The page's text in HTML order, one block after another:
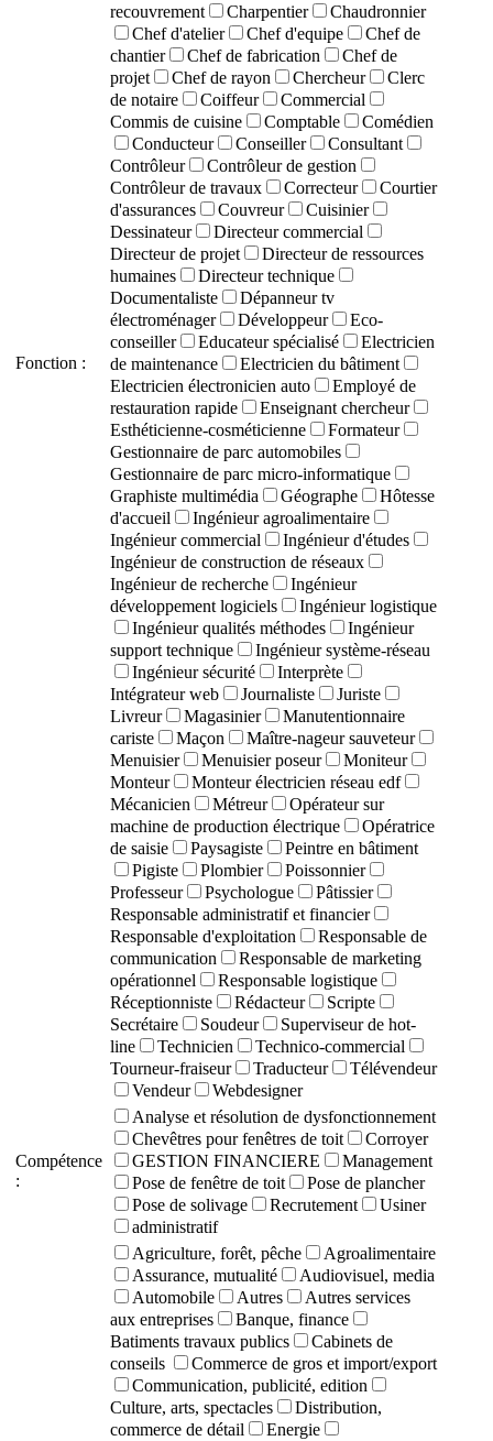
Fonction :
recouvrement
Charpentier
Chaudronnier
Chef d'atelier
Chef d'equipe
Chef de
chantier
Chef de fabrication
Chef de
projet
Chef de rayon Chercheur
Clerc
de notaire
Coiffeur
Commercial
Commis de cuisine
Comptable
Comédien
Conducteur
Conseiller
Consultant
Contrôleur
Contrôleur de gestion
Contrôleur de travaux
Correcteur
Courtier
d'assurances
Couvreur
Cuisinier
Dessinateur
Directeur commercial
Directeur de projet
Directeur de ressources
humaines
Directeur technique
Documentaliste
Dépanneur tv
électroménager
Développeur
Eco-
conseiller
Educateur spécialisé
Electricien
de maintenance
Electricien du bâtiment
Electricien électronicien auto
Employé de
restauration rapide
Enseignant chercheur
Esthéticienne-cosméticienne
Formateur
Gestionnaire de parc automobiles
Gestionnaire de parc micro-informatique
Graphiste multimédia
Géographe
Hôtesse
d'accueil
Ingénieur agroalimentaire
Ingénieur commercial
Ingénieur d'études
Ingénieur de construction de réseaux
Ingénieur de recherche
Ingénieur
développement logiciels
Ingénieur logistique
Ingénieur qualités méthodes
Ingénieur
support technique
Ingénieur système-réseau
Ingénieur sécurité
Interprète
Intégrateur web
Journaliste
Juriste
Livreur
Magasinier
Manutentionnaire
cariste
Maçon
Maître-nageur sauveteur
Menuisier
Menuisier poseur
Moniteur
Monteur
Monteur électricien réseau edf
Mécanicien
Métreur
Opérateur sur
machine de production électrique
Opératrice
de saisie
Paysagiste
Peintre en bâtiment
Pigiste
Plombier
Poissonnier
Professeur
Psychologue
Pâtissier
Responsable administratif et financier
Responsable d'exploitation
Responsable de
communication
Responsable de marketing
opérationnel
Responsable logistique
Réceptionniste
Rédacteur
Scripte
Secrétaire
Soudeur
Superviseur de hot-
line
Technicien
Technico-commercial
Tourneur-fraiseur
Traducteur
Télévendeur
Vendeur
Webdesigner
Compétence
:
Analyse et résolution de dysfonctionnement
Chevêtres pour fenêtres de toit
Corroyer
GESTION FINANCIERE
Management
Pose de fenêtre de toit
Pose de plancher
Pose de solivage
Recrutement
Usiner
administratif
Agriculture, forêt, pêche
Agroalimentaire
Assurance, mutualité
Audiovisuel, media
Automobile
Autres
Autres services
aux entreprises
Banque, finance
Batiments travaux publics
Cabinets de
conseils
Commerce de gros et import/export
Communication, publicité, edition
Culture, arts, spectacles
Distribution,
commerce de détail
Energie